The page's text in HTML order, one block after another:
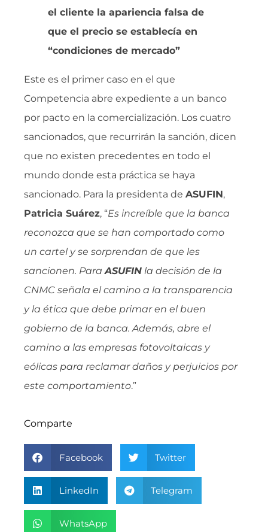
el cliente la apariencia falsa de
que el precio se establecía en
“condiciones de mercado”
Este es el primer caso en el que
Competencia abre expediente a un banco
por pacto en la comercialización. Los cuatro
sancionados, que recurrirán la sanción, dicen
que no existen precedentes en todo el
mundo donde esta práctica se haya
sancionado. Para la presidenta de ASUFIN,
Patricia Suárez, “Es increíble que la banca
reconozca que se han comportado como
un cartel y se sorprendan de que les
sancionen. ParaASUFIN la decisión de la
CNMC señala el camino a la transparencia
y la ética que debe primar en el buen
gobierno de la banca. Además, abre el
camino a las empresas fotovoltaicas y
eólicas para reclamar daños y perjuicios por
este comportamiento.”
Comparte
Facebook Twitter
LinkedIn Telegram
WhatsApp